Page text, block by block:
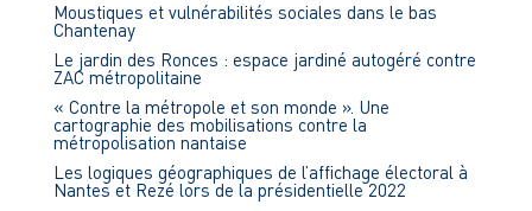
Moustiques et vulnérabilités sociales dans le bas
Chantenay
Le jardin des Ronces : espace jardiné autogéré contre
ZAC métropolitaine
« Contre la métropole et son monde ». Une
cartographie des mobilisations contre la
métropolisation nantaise
Les logiques géographiques de l’affichage électoral à
Nantes et Rezé lors de la présidentielle 2022